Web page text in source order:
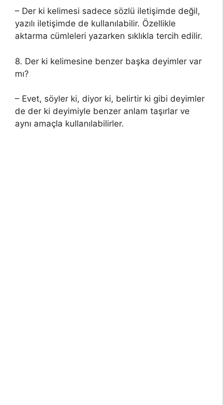
– Der ki kelimesi sadece sözlü iletişimde değil,
yazılı iletişimde de kullanılabilir. Özellikle
aktarma cümleleri yazarken sıklıkla tercih edilir.
8. Der ki kelimesine benzer başka deyimler var
mı?
– Evet, söyler ki, diyor ki, belirtir ki gibi deyimler
de der ki deyimiyle benzer anlam taşırlar ve
aynı amaçla kullanılabilirler.